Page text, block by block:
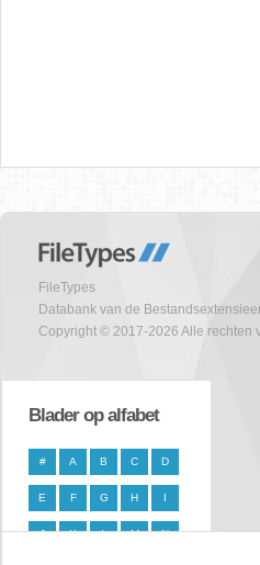
FileTypes
Databank van de
Copyright © 2017-2026 Alle rechten
Blader op alfabet
# A B C D
E F G H I
J K L M N